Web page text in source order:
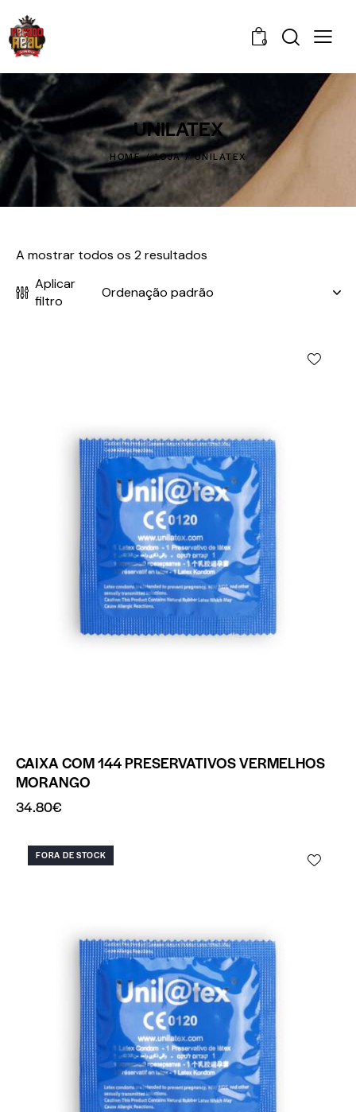
0
UNILATEX
HOME LOJA UNILATEX
A mostrar todos os 2 resultados
Aplicar
filtro
CAIXA COM 144 PRESERVATIVOS VERMELHOS
MORANGO
34.80€
FORA DE STOCK